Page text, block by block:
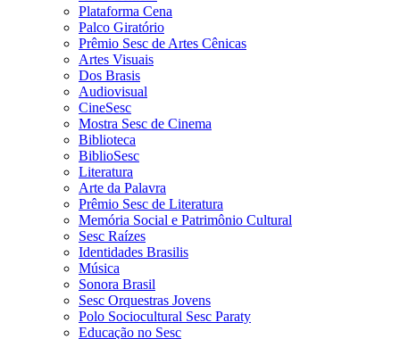
Plataforma Cena
Palco Giratório
Prêmio Sesc de Artes Cênicas
Artes Visuais
Dos Brasis
Audiovisual
CineSesc
Mostra Sesc de Cinema
Biblioteca
BiblioSesc
Literatura
Arte da Palavra
Prêmio Sesc de Literatura
Memória Social e Patrimônio Cultural
Sesc Raízes
Identidades Brasilis
Música
Sonora Brasil
Sesc Orquestras Jovens
Polo Sociocultural Sesc Paraty
Educação no Sesc